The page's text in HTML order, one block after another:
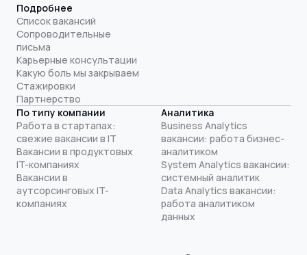
Подробнее
Список вакансий
Сопроводительные
письма
Карьерные консультации
Какую боль мы закрываем
Стажировки
Партнерство
По типу компании
Работа в стартапах:
свежие вакансии в IT
Вакансии в продуктовых
IT-компаниях
Вакансии в
аутсорсинговых IT-
компаниях
Аналитика
Business Analytics
вакансии: работа бизнес-
аналитиком
System Analytics вакансии:
системный аналитик
Data Analytics вакансии:
работа аналитиком
данных